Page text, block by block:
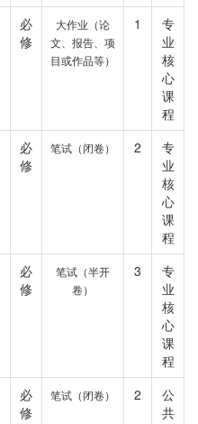
必
修
大作业（论
文、报告、项
目或作品等）
1
专
业
核
心
课
程
必
修
笔试（闭卷） 2
专
业
核
心
课
程
必
修
笔试（半开
卷）
3
专
业
核
心
课
程
必
修
笔试（闭卷） 2
公
共